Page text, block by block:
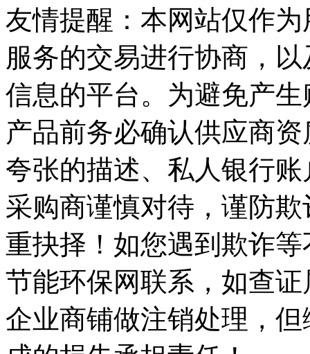
友情提醒：本网站仅作
服务的交易进行协商，
信息的平台。为避免产
产品前务必确认供应商
夸张的描述、私人银行
采购商谨慎对待，谨防
重抉择！如您遇到欺诈
节能环保网联系，如查
企业商铺做注销处理，